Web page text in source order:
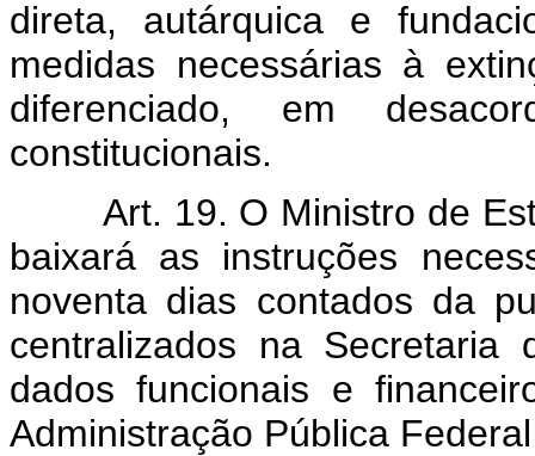
direta, autárquica e
medidas necessárias à
diferenciado, em
constitucionais.
Art. 19. O Ministro de
baixará as instruções
noventa dias contados da
centralizados na Secretaria
dados funcionais e
Administração Pública